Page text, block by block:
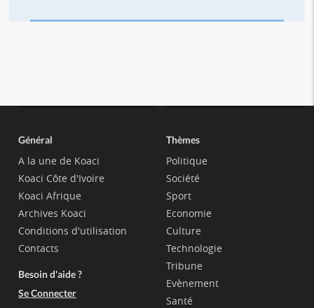
Général
A la une de Koaci
Koaci Côte d'Ivoire
Koaci Afrique
Archives Koaci
Conditions d'utilisation
Contacts
Besoin d'aide ?
Se Connecter
Thèmes
Politique
Société
Sport
Economie
Culture
Technologie
Tribune
Evènement
Santé